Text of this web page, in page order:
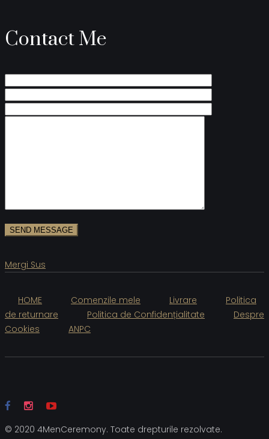
Contact Me
Mergi Sus
HOME Comenzile mele Livrare
Politica
de returnare
Politica de Confidențialitate
Despre
Cookies
ANPC
© 2020 4MenCeremony. Toate drepturile rezolvate.